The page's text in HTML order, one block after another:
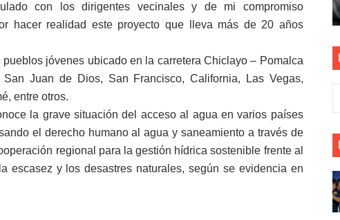
con los dirigentes vecinales y de mi compromiso
hacer realidad este proyecto que lleva más de 20 años
jóvenes ubicado en la carretera Chiclayo – Pomalca
Juan de Dios, San Francisco, California, Las Vegas,
entre otros.
la grave situación del acceso al agua en varios países
el derecho humano al agua y saneamiento a través de
regional para la gestión hídrica sostenible frente al
escasez y los desastres naturales, según se evidencia en